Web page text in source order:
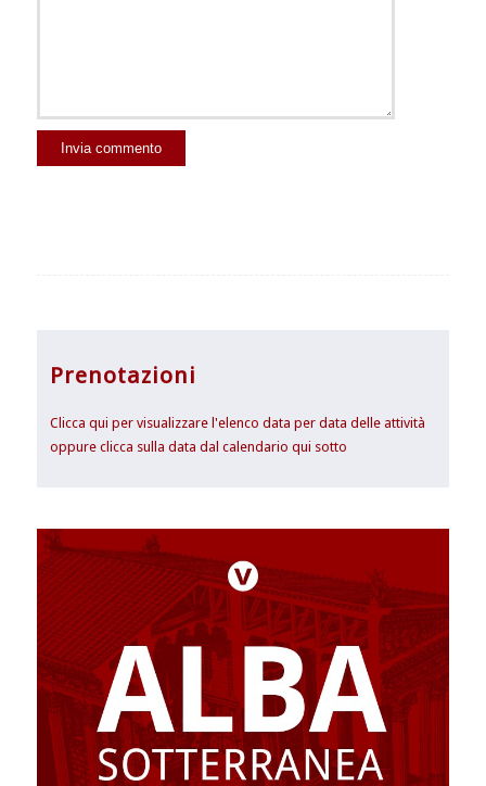
Prenotazioni
Clicca qui per visualizzare l'elenco data per data delle attività
oppure clicca sulla data dal calendario qui sotto